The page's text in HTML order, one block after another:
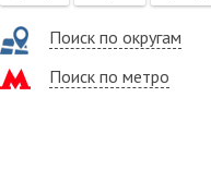
Поиск по округам
Поиск по метро